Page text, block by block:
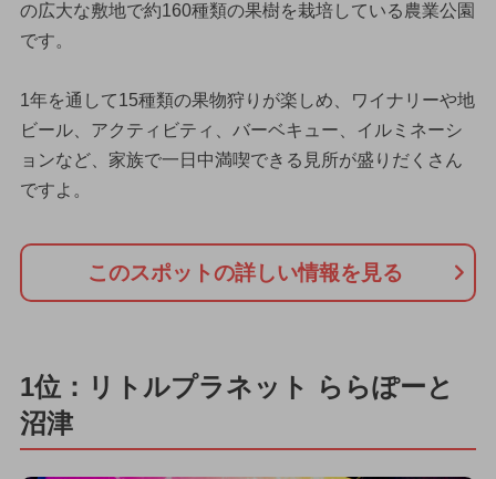
の広大な敷地で約160種類の果樹を栽培している農業公園
です。
1年を通して15種類の果物狩りが楽しめ、ワイナリーや地
ビール、アクティビティ、バーベキュー、イルミネーシ
ョンなど、家族で一日中満喫できる見所が盛りだくさん
ですよ。
このスポットの詳しい情報を見る
1位：リトルプラネット ららぽーと
沼津